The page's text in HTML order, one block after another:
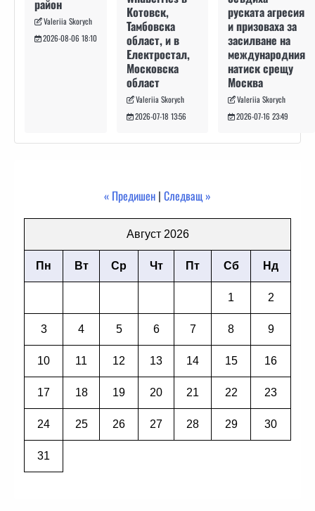
район
Valeriia Skorych
2026-08-06 18:10
Котовск,
Тамбовска
област, и в
Електростал,
Московска
област
Valeriia Skorych
2026-07-18 13:56
руската агресия
и призоваха за
засилване на
международния
натиск срещу
Москва
Valeriia Skorych
2026-07-16 23:49
« Предишен | Следващ »
Август 2026
Пн Вт Ср Чт Пт Сб Нд
1 2
3 4 5 6 7 8 9
10 11 12 13 14 15 16
17 18 19 20 21 22 23
24 25 26 27 28 29 30
31